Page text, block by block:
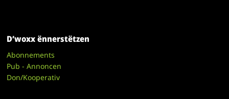
D’woxx ënnerstëtzen
Abonnements
Pub - Annoncen
Don/Kooperativ